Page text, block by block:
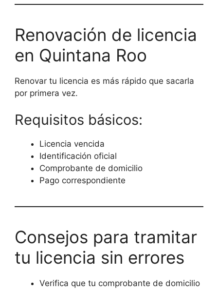
Renovación de licencia
en Quintana Roo
Renovar tu licencia es más rápido que sacarla
por primera vez.
Requisitos básicos:
Licencia vencida
Identificación oficial
Comprobante de domicilio
Pago correspondiente
Consejos para tramitar
tu licencia sin errores
Verifica que tu comprobante de domicilio